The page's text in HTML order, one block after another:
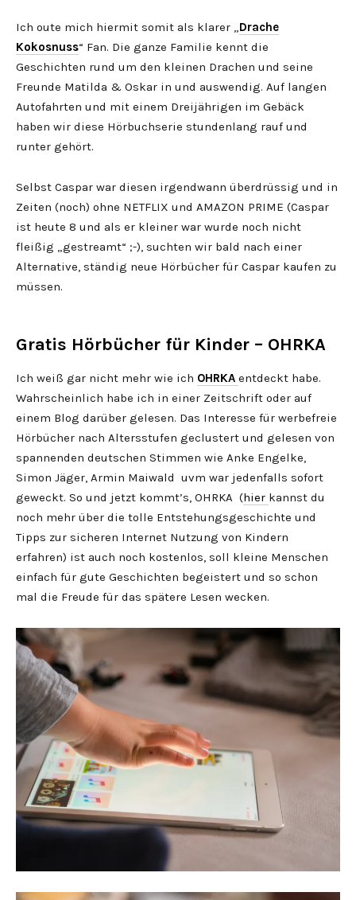
Ich oute mich hiermit somit als klarer „Drache
Kokosnuss“ Fan. Die ganze Familie kennt die
Geschichten rund um den kleinen Drachen und seine
Freunde Matilda & Oskar in und auswendig. Auf langen
Autofahrten und mit einem Dreijährigen im Gebäck
haben wir diese Hörbuchserie stundenlang rauf und
runter gehört.
Selbst Caspar war diesen irgendwann überdrüssig und in
Zeiten (noch) ohne NETFLIX und AMAZON PRIME (Caspar
ist heute 8 und als er kleiner war wurde noch nicht
fleißig „gestreamt“ ;-), suchten wir bald nach einer
Alternative, ständig neue Hörbücher für Caspar kaufen zu
müssen.
Gratis Hörbücher für Kinder – OHRKA
Ich weiß gar nicht mehr wie ich OHRKA entdeckt habe.
Wahrscheinlich habe ich in einer Zeitschrift oder auf
einem Blog darüber gelesen. Das Interesse für werbefreie
Hörbücher nach Altersstufen geclustert und gelesen von
spannenden deutschen Stimmen wie Anke Engelke,
Simon Jäger, Armin Maiwald uvm war jedenfalls sofort
geweckt. So und jetzt kommt’s, OHRKA (hier kannst du
noch mehr über die tolle Entstehungsgeschichte und
Tipps zur sicheren Internet Nutzung von Kindern
erfahren) ist auch noch kostenlos, soll kleine Menschen
einfach für gute Geschichten begeistert und so schon
mal die Freude für das spätere Lesen wecken.